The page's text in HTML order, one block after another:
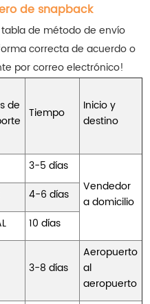
de snapback
de método de envío
correcta de acuerdo o
por correo electrónico!
de
Tiempo
Inicio y
destino
3-5 días
Vendedor
a domicilio
4-6 días
10 días
3-8 días
Aeropuerto
al
aeropuerto